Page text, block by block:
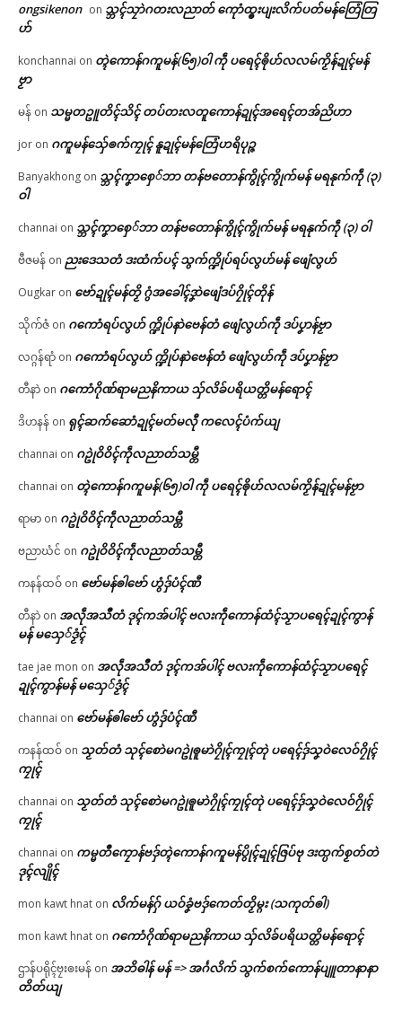
ongsikenon on သ္ဘၚ်သၠာဲဂတးလညာတ် ကေုာံထ္ၜးပျးလိက်ပတ်မန်တြေံတြ
ဟ်
konchannai on တ္ၚဲကောန်ဂကူမန်(၆၅)ဝါ ကဵု ပရေၚ်ၜိုဟ်လလမ်ကၟိန်ဍုၚ်မန်
ဗၟာ
မန် on သမ္မတဥူတိၚ်သိၚ် တပ်တးလတူကောန်ဍုၚ်အရေၚ်တအ်ညိဟာ
jor on ဂကူမန်​သှ်ေၜက်ကၠုၚ် နူဍုၚ်မန်တြေံဟရိပုဉ္ဇ
Banyakhong on သ္ဘၚ်ကၞာစှေ်ဘာ တန်ဗတောန်ကွိုၚ်ကွိုက်မန် မရနုက်ကဵု (၃)
ဝါ
channai on သ္ဘၚ်ကၞာစှေ်ဘာ တန်ဗတောန်ကွိုၚ်ကွိုက်မန် မရနုက်ကဵု (၃) ဝါ
ဗီဇမန် on ညးဒေသတံ ဒးထံက်ပၚ် သွက်က္ဍိုပ်ရပ်လွဟ်မန် ဖျေံလွဟ်
Ougkar on ဗော်ဍုၚ်မန်တၟိ ဂွံအခေါၚ်ဒၞာဲဖျေံဒပ်ဂၠိုၚ်တိုန်
သိုက်ဇံ on ဂကောံရပ်လွဟ် က္ဍိုပ်နာဲဗေန်တံ ဖျေံလွဟ်ကဵု ဒပ်ပၞာန်ဗၟာ
လဂ္ဂန်ရာံ on ဂကောံရပ်လွဟ် က္ဍိုပ်နာဲဗေန်တံ ဖျေံလွဟ်ကဵု ဒပ်ပၞာန်ဗၟာ
တီနာဲ on ဂကောံဂိုဏ်ရာမညနိကာယ သှ်လိခ်ပရိယတ္တိမန်ရောၚ်
ဒိဟနန် on ရုၚ်ဆက်ဆောံဍုၚ်မတ်မလီု ကလေၚ်ပံက်ယျ
channai on ဂဥုဲဝိဝိၚ်ကဵုလညာတ်သမ္တီ
channai on တ္ၚဲကောန်ဂကူမန်(၆၅)ဝါ ကဵု ပရေၚ်ၜိုဟ်လလမ်ကၟိန်ဍုၚ်မန်ဗၟာ
ရာမာ on ဂဥုဲဝိဝိၚ်ကဵုလညာတ်သမ္တီ
ဗညာဃံင် on ဂဥုဲဝိဝိၚ်ကဵုလညာတ်သမ္တီ
ကနန်ထဝ် on ဗော်မန်ၜါဗော် ဟွံဒှ်ပံၚ်ဏီ
တီနာဲ on အလဵုအသဳတံ ဒုၚ်ကအ်ပါၚ် ဗလးကဵုကောန်ထံၚ်သၟာပရေၚ်ဍုၚ်ကွာန်
မန် မသှေ်ဒၟံၚ်
tae jae mon on အလဵုအသဳတံ ဒုၚ်ကအ်ပါၚ် ဗလးကဵုကောန်ထံၚ်သၟာပရေၚ်
ဍုၚ်ကွာန်မန် မသှေ်ဒၟံၚ်
channai on ဗော်မန်ၜါဗော် ဟွံဒှ်ပံၚ်ဏီ
ကနန်ထဝ် on သၟတ်တံ သုၚ်စောဲမဂဥုဲၜူမာဲဂၠိုၚ်ကၠုၚ်တုဲ ပရေၚ်ဒှ်သၞဝဲလေဝ်ဂၠိုၚ်
ကၠုၚ်
channai on သၟတ်တံ သုၚ်စောဲမဂဥုဲၜူမာဲဂၠိုၚ်ကၠုၚ်တုဲ ပရေၚ်ဒှ်သၞဝဲလေဝ်ဂၠိုၚ်
ကၠုၚ်
channai on ကမ္မတဳကၠောန်ဗဒှ်တ္ၚဲကောန်ဂကူမန်ပွိုၚ်ဍုၚ်ဇြပ်ဗု ဒးထ္ပက်စၟတ်တဲ
ဒုၚ်လျိုၚ်
mon kawt hnat on လိက်မန်ဂှ် ယဝ်ခၞံဗဒှ်ကေတ်တၟိမ္ဂး (သကုတ်ၜါ)
mon kawt hnat on ဂကောံဂိုဏ်ရာမညနိကာယ သှ်လိခ်ပရိယတ္တိမန်ရောၚ်
ဌာန်ပရိုၚ်ဗၠးၜးမန် on အဘိဓါန် မန် => အၚ်္ဂလိက် သွက်စက်ကောန်ပျူတာနာနာ
တိတ်ယျ